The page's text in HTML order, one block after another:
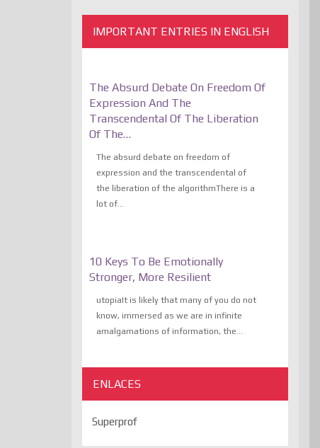
IMPORTANT ENTRIES IN ENGLISH
The Absurd Debate On Freedom Of
Expression And The
Transcendental Of The Liberation
Of The…
The absurd debate on freedom of
expression and the transcendental of
the liberation of the algorithmThere is a
lot of...
10 Keys To Be Emotionally
Stronger, More Resilient
utopiaIt is likely that many of you do not
know, immersed as we are in infinite
amalgamations of information, the...
ENLACES
Superprof